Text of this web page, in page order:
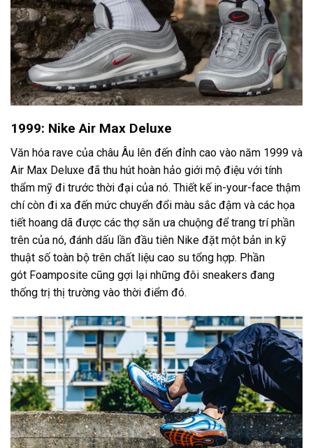
1999: Nike Air Max Deluxe
Văn hóa rave của châu Âu lên đến đỉnh cao vào năm 1999 và
Air Max Deluxe đã thu hút hoàn hảo giới mộ điệu với tính
thẩm mỹ đi trước thời đại của nó. Thiết kế in-your-face thậm
chí còn đi xa đến mức chuyển đổi màu sắc đậm và các họa
tiết hoang dã được các thợ săn ưa chuộng để trang trí phần
trên của nó, đánh dấu lần đầu tiên Nike đặt một bản in kỹ
thuật số toàn bộ trên chất liệu cao su tổng hợp. Phần
gót Foamposite cũng gợi lại những đôi sneakers đang
thống trị thị trường vào thời điểm đó.